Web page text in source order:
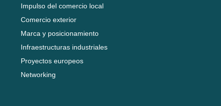
Impulso del comercio local
Comercio exterior
Marca y posicionamiento
Infraestructuras industriales
Proyectos europeos
Networking